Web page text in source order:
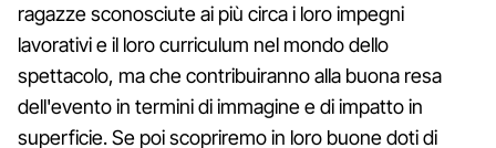
ragazze sconosciute ai più circa i loro impegni
lavorativi e il loro curriculum nel mondo dello
spettacolo, ma che contribuiranno alla buona resa
dell'evento in termini di immagine e di impatto in
superficie. Se poi scopriremo in loro buone doti di